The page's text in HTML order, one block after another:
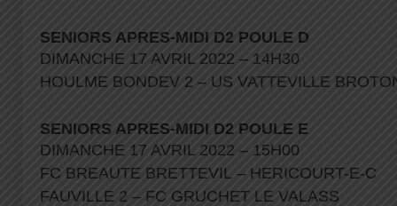
SENIORS APRES-MIDI D2 POULE D
DIMANCHE 17 AVRIL 2022 – 14H30
HOULME BONDEV 2 – US VATTEVILLE
SENIORS APRES-MIDI D2 POULE E
DIMANCHE 17 AVRIL 2022 – 15H00
FC BREAUTE BRETTEVIL – HERICOURT-E-C
FAUVILLE 2 – FC GRUCHET LE VALASS